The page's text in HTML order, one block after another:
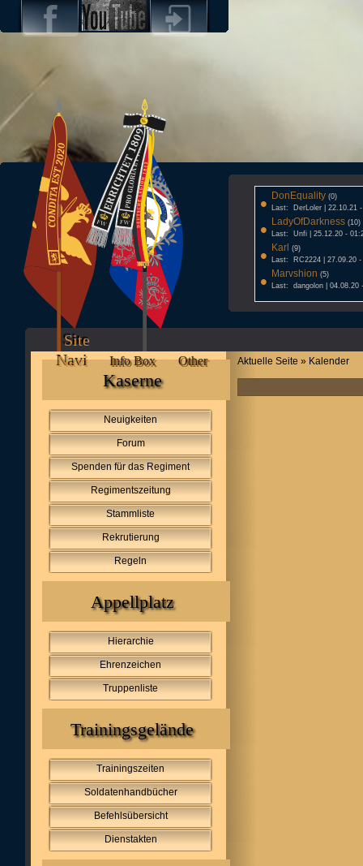
• DonEquality (0)
Last: DerLoler | 22.10.21
• LadyOfDarkness (10)
Last: Unfi | 25.12.20 -
• Karl (9)
Last: RC2224 | 27.09.20 -
• Marvshion (5)
Last: dangolon | 04.08.20
Site
Navi
Info Box Other
Kaserne
Neuigkeiten
Forum
Spenden für das Regiment
Regimentszeitung
Stammliste
Rekrutierung
Regeln
Appellplatz
Hierarchie
Ehrenzeichen
Truppenliste
Trainingsgelände
Trainingszeiten
Soldatenhandbücher
Befehlsübersicht
Dienstakten
Aktuelle Seite » Kalender